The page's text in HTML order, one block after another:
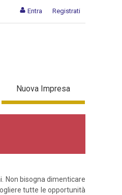
Entra Registrati
Nuova Impresa
Non bisogna dimenticare
tutte le opportunità